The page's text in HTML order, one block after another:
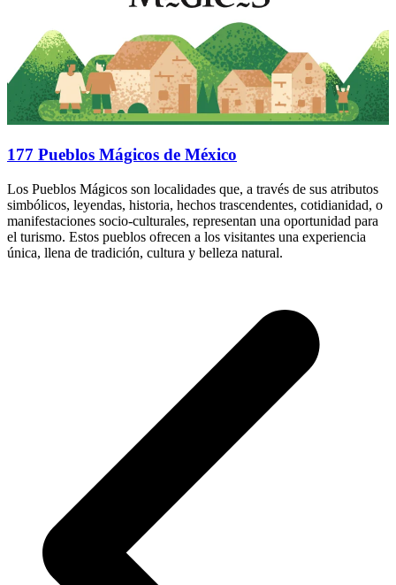
177 Pueblos Mágicos de México
Los Pueblos Mágicos son localidades que, a través de sus atributos
simbólicos, leyendas, historia, hechos trascendentes, cotidianidad, o
manifestaciones socio-culturales, representan una oportunidad para
el turismo. Estos pueblos ofrecen a los visitantes una experiencia
única, llena de tradición, cultura y belleza natural.